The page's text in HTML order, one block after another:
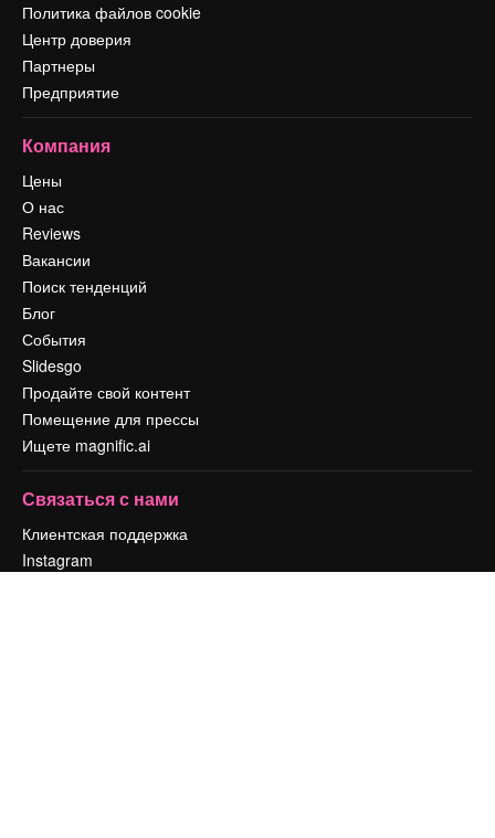
Политика файлов cookie
Центр доверия
Партнеры
Предприятие
Компания
Цены
О нас
Reviews
Вакансии
Поиск тенденций
Блог
События
Slidesgo
Продайте свой контент
Помещение для прессы
Ищете magnific.ai
Связаться с нами
Клиентская поддержка
Instagram